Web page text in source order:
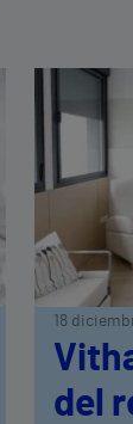
18
del